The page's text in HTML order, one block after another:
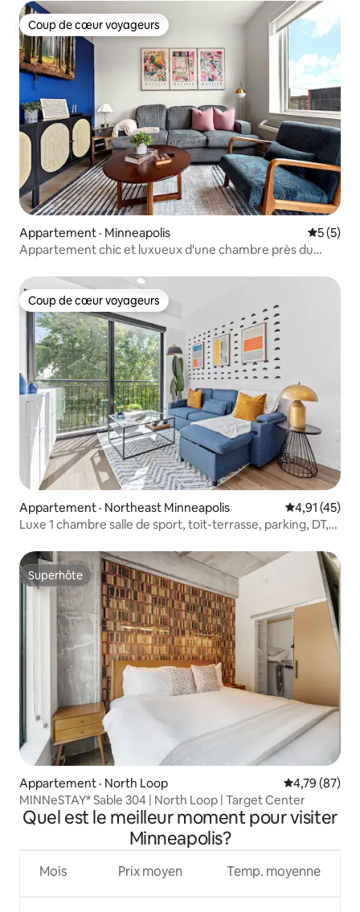
Coup de cœur voyageurs
Coup de cœur voyageurs
Appartement · Minneapolis Note
5 (5)
Appartement chic et luxueux d'une chambre près du
Coup de cœur voyageurs
Coup de cœur voyageurs
Appartement · Northeast Minneapolis Note
4,91 (45)
Luxe 1 chambre salle de sport, toit-terrasse, parking, DT,
Superhôte
Superhôte
Appartement · North Loop Note
4,79 (87)
MINNeSTAY* Sable 304 | North Loop | Target Center
Quel est le meilleur moment pour visiter
Minneapolis?
Mois Prix moyen Temp. moyenne